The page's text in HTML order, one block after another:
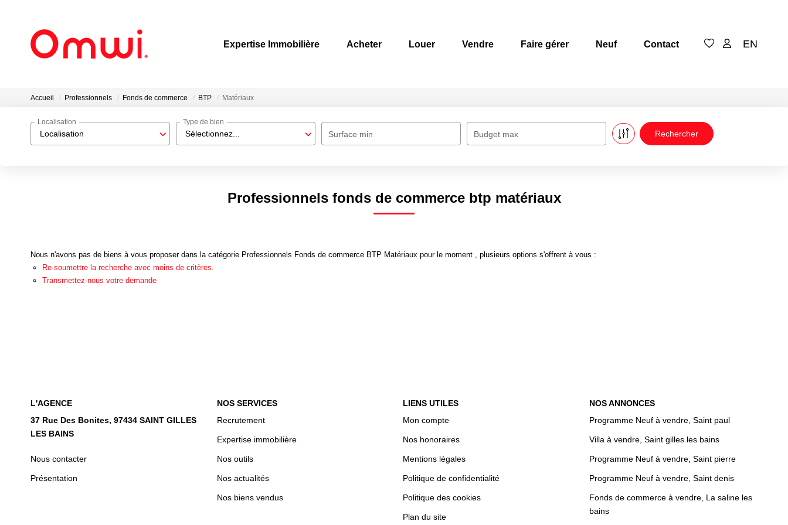
Expertise Immobilière Acheter Louer Vendre Faire gérer Neuf Contact EN
Accueil Professionnels Fonds de commerce BTP Matériaux
Localisation
Localisation
Sélectionnez...
Type de bien
Surface min Budget max
Professionnels fonds de commerce btp matériaux
Nous n'avons pas de biens à vous proposer dans la catégorie Professionnels Fonds de commerce BTP Matériaux pour le moment , plusieurs options s'offrent à vous :
Re-soumettre la recherche avec moins de critères.
Transmettez-nous votre demande
L'AGENCE
37 Rue Des Bonites, 97434 SAINT GILLES
LES BAINS
Nous contacter
Présentation
NOS SERVICES
Recrutement
Expertise immobilière
Nos outils
Nos actualités
Nos biens vendus
LIENS UTILES
Mon compte
Nos honoraires
Mentions légales
Politique de confidentialité
Politique des cookies
Plan du site
NOS ANNONCES
Programme Neuf à vendre, Saint paul
Villa à vendre, Saint gilles les bains
Programme Neuf à vendre, Saint pierre
Programme Neuf à vendre, Saint denis
Fonds de commerce à vendre, La saline les
bains